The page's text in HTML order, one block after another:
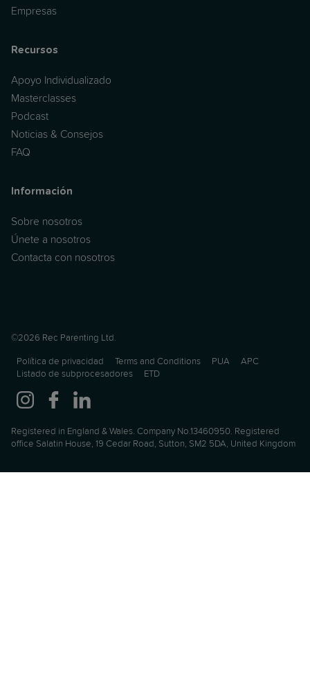
Empresas
Recursos
Apoyo Individualizado
Masterclasses
Podcast
Noticias & Consejos
FAQ
Información
Sobre nosotros
Únete a nosotros
Contacta con nosotros
©2026 Rec Parenting Ltd.
Política de privacidad Terms and Conditions PUA
APC
Listado de subprocesadores
ETD
Registered in England & Wales. Company No.13460950. Registered
office Salatin House, 19 Cedar Road, Sutton, SM2 5DA, United Kingdom